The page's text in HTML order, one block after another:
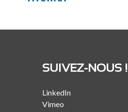
SUIVEZ-NOUS !
LinkedIn
Vimeo